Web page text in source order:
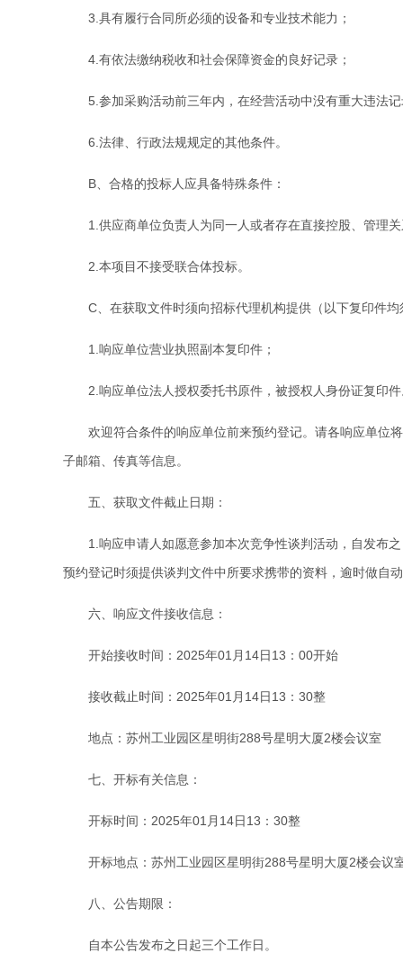
3.具有履行合同所必须的设备和专业技术能力；
4.有依法缴纳税收和社会保障资金的良好记录；
5.参加采购活动前三年内，在经营活动中没有重大违法
6.法律、行政法规规定的其他条件。
B、合格的投标人应具备特殊条件：
1.供应商单位负责人为同一人或者存在直接控股、管理
2.本项目不接受联合体投标。
C、在获取文件时须向招标代理机构提供（以下复印件
1.响应单位营业执照副本复印件；
2.响应单位法人授权委托书原件，被授权人身份证复印
欢迎符合条件的响应单位前来预约登记。请各响应单位
子邮箱、传真等信息。
五、获取文件截止日期：
1.响应申请人如愿意参加本次竞争性谈判活动，自发布
预约登记时须提供谈判文件中所要求携带的资料，逾时做自
六、响应文件接收信息：
开始接收时间：2025年01月14日13：00开始
接收截止时间：2025年01月14日13：30整
地点：苏州工业园区星明街288号星明大厦2楼会议室
七、开标有关信息：
开标时间：2025年01月14日13：30整
开标地点：苏州工业园区星明街288号星明大厦2楼会议
八、公告期限：
自本公告发布之日起三个工作日。